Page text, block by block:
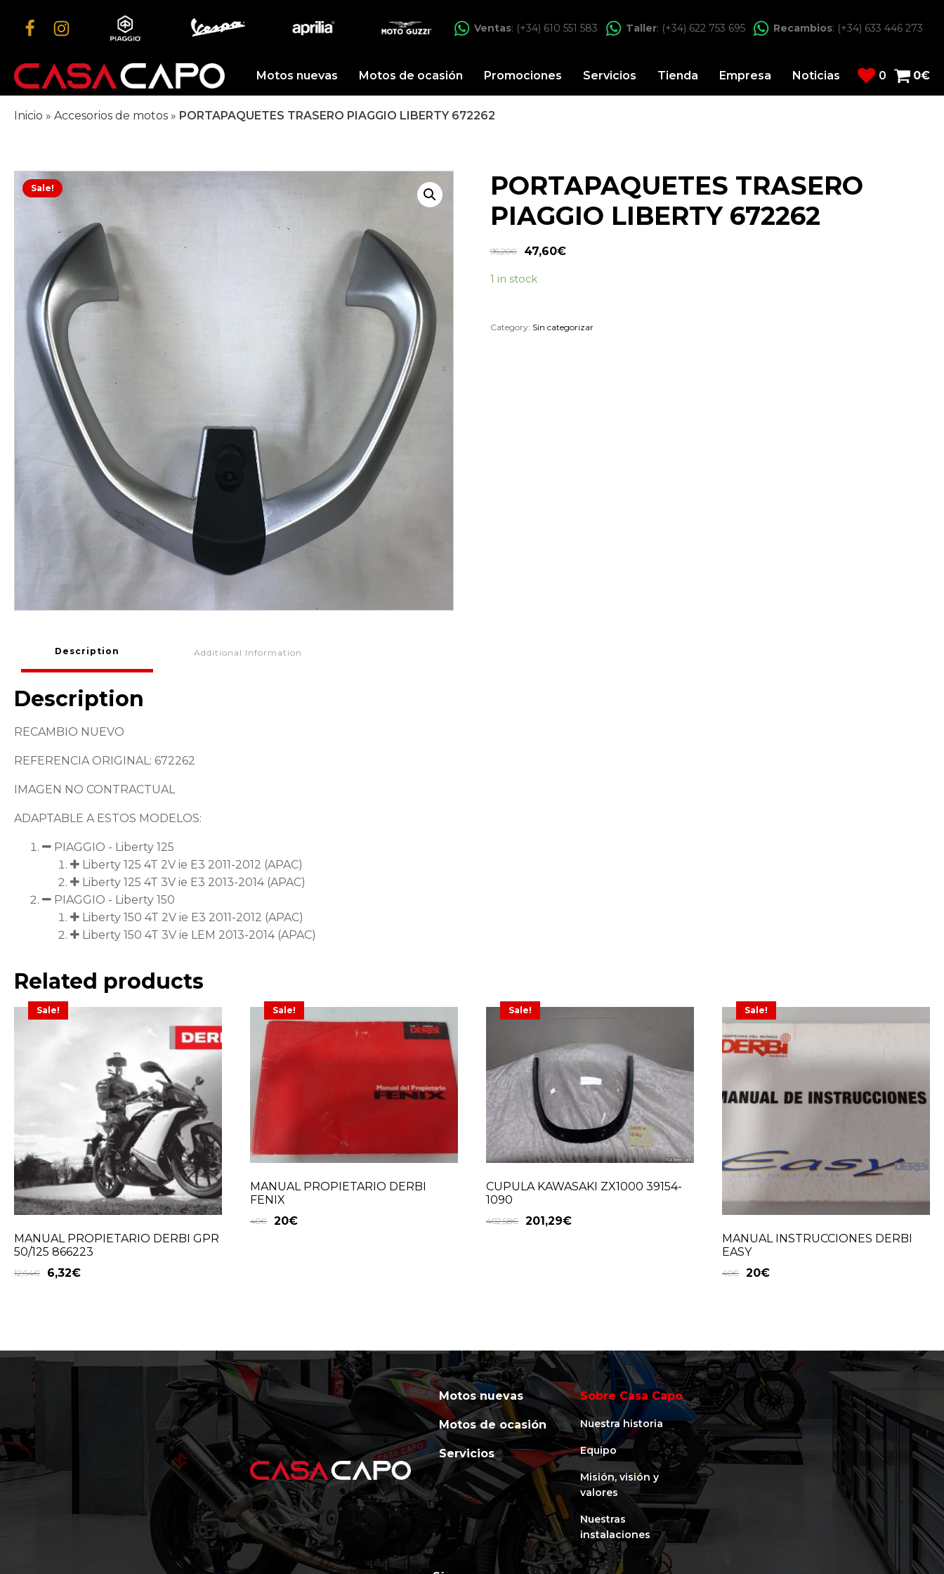
Ventas: (+34) 610 551 583 Taller: (+34) 622 753 695 Recambios: (+34) 633 446 273
Motos nuevas Motos de ocasión Promociones Servicios Tienda Empresa Noticias 0 0€
Inicio » Accesorios de motos » PORTAPAQUETES TRASERO PIAGGIO LIBERTY 672262
Sale!
PORTAPAQUETES TRASERO
PIAGGIO LIBERTY 672262
95,20€ 47,60€
1 in stock
Category: Sin categorizar
Description Additional Information
Description
RECAMBIO NUEVO
REFERENCIA ORIGINAL: 672262
IMAGEN NO CONTRACTUAL
ADAPTABLE A ESTOS MODELOS:
PIAGGIO - Liberty 125
Liberty 125 4T 2V ie E3 2011-2012 (APAC)
Liberty 125 4T 3V ie E3 2013-2014 (APAC)
PIAGGIO - Liberty 150
Liberty 150 4T 2V ie E3 2011-2012 (APAC)
Liberty 150 4T 3V ie LEM 2013-2014 (APAC)
Related products
Sale!
MANUAL PROPIETARIO DERBI GPR
50/125 866223
12,64€ 6,32€
Sale!
MANUAL PROPIETARIO DERBI
FENIX
40€ 20€
Sale!
CUPULA KAWASAKI ZX1000 39154-
1090
402,58€ 201,29€
Sale!
MANUAL INSTRUCCIONES DERBI
EASY
40€ 20€
Motos nuevas
Motos de ocasión
Servicios
Sobre Casa Capo
Nuestra historia
Equipo
Misión, visión y
valores
Nuestras
instalaciones